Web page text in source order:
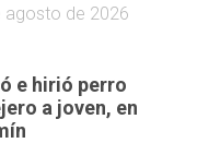
agosto de 2026
e hirió perro
a joven, en